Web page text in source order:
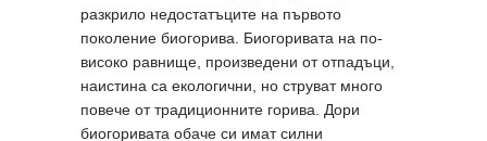
разкрило недостатъците на първото
поколение биогорива. Биогоривата на по-
високо равнище, произведени от отпадъци,
наистина са екологични, но струват много
повече от традиционните горива. Дори
биогоривата обаче си имат силни